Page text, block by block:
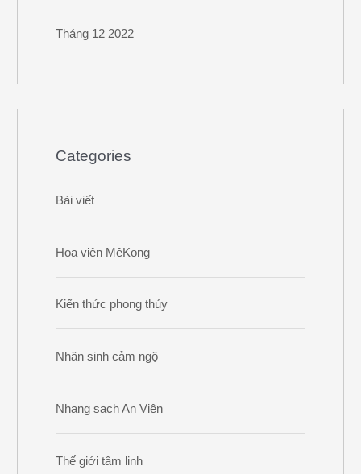
Tháng 12 2022
Categories
Bài viết
Hoa viên MêKong
Kiến thức phong thủy
Nhân sinh cảm ngộ
Nhang sạch An Viên
Thế giới tâm linh